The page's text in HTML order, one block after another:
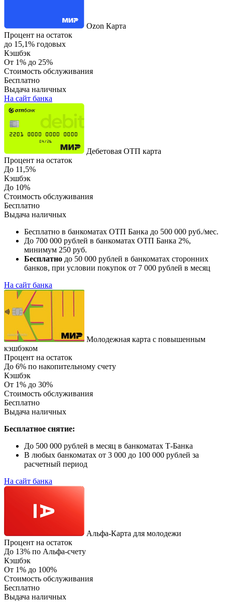
Ozon Карта
Процент на остаток
до 15,1% годовых
Кэшбэк
От 1% до 25%
Стоимость обслуживания
Бесплатно
Выдача наличных
На сайт банка
Дебетовая ОТП карта
Процент на остаток
До 11,5%
Кэшбэк
До 10%
Стоимость обслуживания
Бесплатно
Выдача наличных
Бесплатно в банкоматах ОТП Банка до 500 000 руб./мес.
До 700 000 рублей в банкоматах ОТП Банка 2%,
минимум 250 руб.
Бесплатно до 50 000 рублей в банкоматах сторонних
банков, при условии покупок от 7 000 рублей в месяц
На сайт банка
Молодежная карта с повышенным
кэшбэком
Процент на остаток
До 6% по накопительному счету
Кэшбэк
От 1% до 30%
Стоимость обслуживания
Бесплатно
Выдача наличных
Бесплатное снятие:
До 500 000 рублей в месяц в банкоматах Т-Банка
В любых банкоматах от 3 000 до 100 000 рублей за
расчетный период
На сайт банка
Альфа-Карта для молодежи
Процент на остаток
До 13% по Альфа-счету
Кэшбэк
От 1% до 100%
Стоимость обслуживания
Бесплатно
Выдача наличных